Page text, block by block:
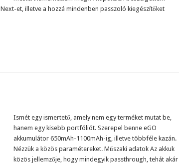
et, illetve a hozzá mindenben passzoló kiegészítőket
Ismét egy ismertető, amely nem egy terméket mutat be,
hanem egy kisebb portfóliót. Szerepel benne eGO
akkumulátor 650mAh-1100mAh-ig, illetve többféle kazán.
Nézzük a közös paramétereket. Műszaki adatok Az akkuk
közös jellemzője, hogy mindegyik passthrough, tehát akár